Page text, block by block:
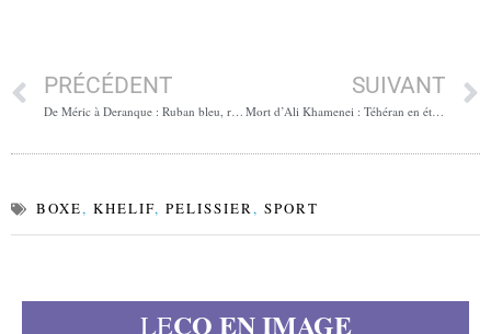
PRÉCÉDENT
De Méric à Deranque : Ruban bleu, rouge ruban
SUIVANT
Mort d’Ali Khamenei : Téhéran en état de rumeur avancée
BOXE, KHELIF, PELISSIER, SPORT
LECO EN IMAGE